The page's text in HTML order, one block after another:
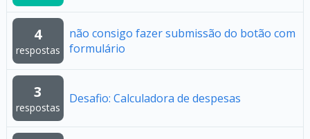
4
respostas
não consigo fazer submissão do botão com
formulário
3
respostas
Desafio: Calculadora de despesas